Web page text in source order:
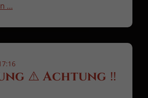
…
⚠️ Achtung ‼️